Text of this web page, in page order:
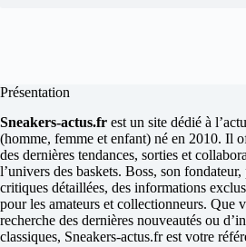
Présentation
Sneakers-actus.fr est un site dédié à
(homme, femme et enfant) né en 2010. Il
des dernières tendances, sorties et
l’univers des baskets. Boss, son fondateur,
critiques détaillées, des informations
pour les amateurs et collectionneurs. Que
recherche des dernières nouveautés ou
classiques, Sneakers-actus.fr est votre